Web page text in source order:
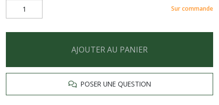
Sur commande
AJOUTER AU PANIER
POSER UNE QUESTION